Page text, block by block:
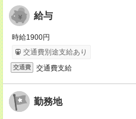
給与
時給1900円
交通費別途支給あり
交通費 交通費支給
勤務地